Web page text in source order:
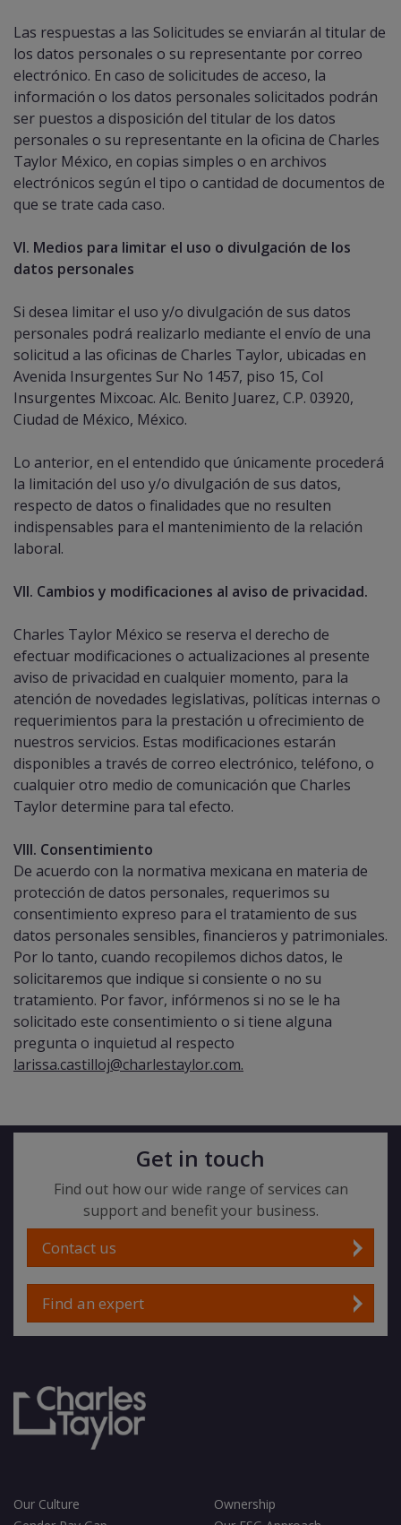
Las respuestas a las Solicitudes se enviarán al titular de
los datos personales o su representante por correo
electrónico. En caso de solicitudes de acceso, la
información o los datos personales solicitados podrán
ser puestos a disposición del titular de los datos
personales o su representante en la oficina de Charles
Taylor México, en copias simples o en archivos
electrónicos según el tipo o cantidad de documentos de
que se trate cada caso.
VI. Medios para limitar el uso o divulgación de los
datos personales
Si desea limitar el uso y/o divulgación de sus datos
personales podrá realizarlo mediante el envío de una
solicitud a las oficinas de Charles Taylor, ubicadas en
Avenida Insurgentes Sur No 1457, piso 15, Col
Insurgentes Mixcoac. Alc. Benito Juarez, C.P. 03920,
Ciudad de México, México.
Lo anterior, en el entendido que únicamente procederá
la limitación del uso y/o divulgación de sus datos,
respecto de datos o finalidades que no resulten
indispensables para el mantenimiento de la relación
laboral.
VII. Cambios y modificaciones al aviso de privacidad.
Charles Taylor México se reserva el derecho de
efectuar modificaciones o actualizaciones al presente
aviso de privacidad en cualquier momento, para la
atención de novedades legislativas, políticas internas o
requerimientos para la prestación u ofrecimiento de
nuestros servicios. Estas modificaciones estarán
disponibles a través de correo electrónico, teléfono, o
cualquier otro medio de comunicación que Charles
Taylor determine para tal efecto.
VIII. Consentimiento
De acuerdo con la normativa mexicana en materia de
protección de datos personales, requerimos su
consentimiento expreso para el tratamiento de sus
datos personales sensibles, financieros y patrimoniales.
Por lo tanto, cuando recopilemos dichos datos, le
solicitaremos que indique si consiente o no su
tratamiento. Por favor, infórmenos si no se le ha
solicitado este consentimiento o si tiene alguna
pregunta o inquietud al respecto
larissa.castilloj@charlestaylor.com.
Get in touch
Find out how our wide range of services can
support and benefit your business.
Contact us
Find an expert
Our Culture
Ownership